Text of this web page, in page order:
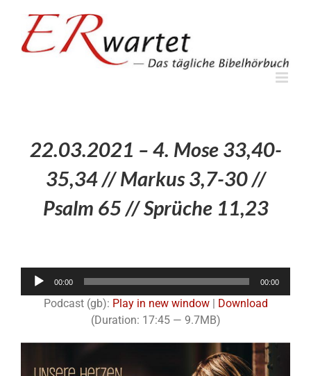
springen
22.03.2021 – 4. Mose 33,40-
35,34 // Markus 3,7-30 //
Psalm 65 // Sprüche 11,23
Audio-
00:00 00:00
Podcast (gb): Play in new window|
Download
(Duration: 17:45 — 9.7MB)